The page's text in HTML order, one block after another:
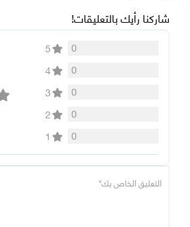
شاركنا رأيك بالتعليقات!
0
5
0
4
0
3
0
2
0
1